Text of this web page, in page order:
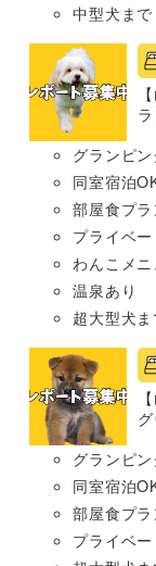
中型犬まで
グランピン
同室宿泊
部屋食プラ
プライベ
わんこメ
温泉あり
超大型犬ま
グランピン
同室宿泊
部屋食プラ
プライベ